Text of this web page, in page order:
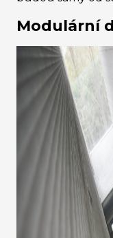
Modulární